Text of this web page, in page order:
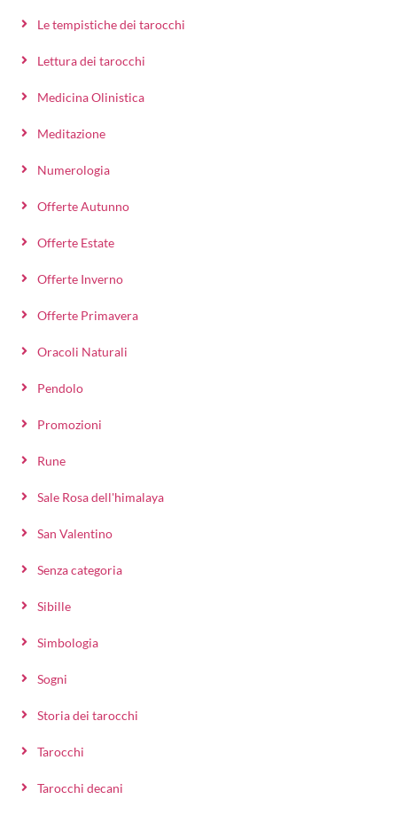
Le tempistiche dei tarocchi
Lettura dei tarocchi
Medicina Olinistica
Meditazione
Numerologia
Offerte Autunno
Offerte Estate
Offerte Inverno
Offerte Primavera
Oracoli Naturali
Pendolo
Promozioni
Rune
Sale Rosa dell'himalaya
San Valentino
Senza categoria
Sibille
Simbologia
Sogni
Storia dei tarocchi
Tarocchi
Tarocchi decani